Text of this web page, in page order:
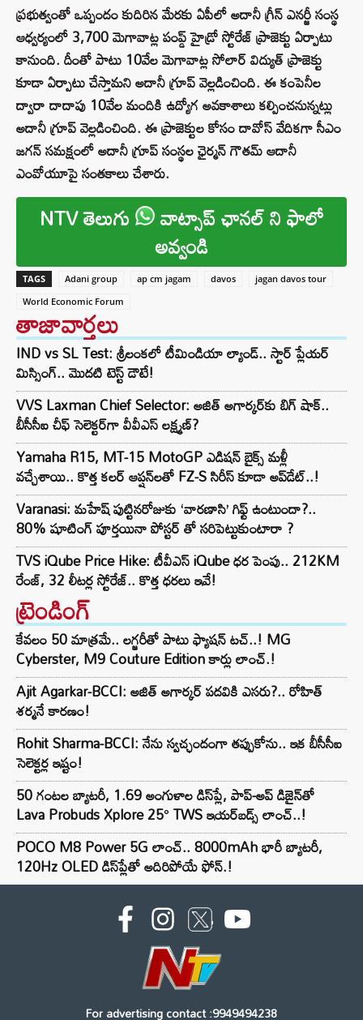
ప్రభుత్వంతో ఒప్పందం కుదిరిన మేరకు ఏపీలో అదానీ గ్రీన్ ఎనర్జీ సంస్థ
ఆధ్వర్యంలో 3,700 మెగావాట్ల పంప్డ్‌ హైడ్రో స్టోరేజ్‌ ప్రాజెక్టు ఏర్పాటు
కానుంది. దీంతో పాటు 10వేల మెగావాట్ల సోలార్‌ విద్యుత్‌ ప్రాజెక్టు
కూడా ఏర్పాటు చేస్తామని అదానీ గ్రూప్ వెల్లడించింది. ఈ కంపెనీల
ద్వారా దాదాపు 10వేల మందికి ఉద్యోగ అవకాశాలు కల్పించనున్నట్లు
అదానీ గ్రూప్ వెల్లడించింది. ఈ ప్రాజెక్టుల కోసం దావోస్‌ వేదికగా సీఎం
జగన్ సమక్షంలో అదానీ గ్రూప్ సంస్థల ఛైర్మన్ గౌతమ్ ఆదానీ
ఎంవోయూపై సంతకాలు చేశారు.
NTV తెలుగు వాట్సాప్ ఛానల్ ని ఫాలో
అవ్వండి
TAGS Adani group ap cm jagam davos
jagan davos tour
World Economic Forum
తాజావార్తలు
IND vs SL Test: శ్రీలంకలో టీమిండియా ల్యాండ్.. స్టార్ ప్లేయర్
మిస్సింగ్.. మొదటి టెస్ట్ డౌటే!
VVS Laxman Chief Selector: అజిత్ అగార్కర్‌కు బిగ్ షాక్..
బీసీసీఐ చీఫ్ సెలెక్టర్‌గా వీవీఎస్ లక్ష్మణ్?
Yamaha R15, MT-15 MotoGP ఎడిషన్ బైక్స్ మళ్లీ
వచ్చేశాయి.. కొత్త కలర్ ఆప్షన్‌లతో FZ-S సిరీస్ కూడా అప్‌డేట్..!
Varanasi: మహేష్ పుట్టినరోజుకు ‘వారణాసి’ గిఫ్ట్ ఉంటుందా?..
80% షూటింగ్ పూర్తయినా పోస్టర్ తో సరిపెట్టుకుంటారా ?
TVS iQube Price Hike: టీవీఎస్ iQube ధర పెంపు.. 212KM
రేంజ్, 32 లీటర్ల స్టోరేజ్.. కొత్త ధరలు ఇవే!
ట్రెండింగ్‌
కేవలం 50 మాత్రమే.. లగ్జరీతో పాటు ఫ్యాషన్ టచ్..! MG
Cyberster, M9 Couture Edition కార్లు లాంచ్.!
Ajit Agarkar-BCCI: అజిత్ అగార్కర్ పదవికి ఎసరు?.. రోహిత్
శర్మనే కారణం!
Rohit Sharma-BCCI: నేను స్వచ్ఛందంగా తప్పుకోను.. ఇక బీసీసీఐ
సెలెక్టర్ల ఇష్టం!
50 గంటల బ్యాటరీ, 1.69 అంగుళాల డిస్‌ప్లే, పాప్-అప్ డిజైన్‌తో
Lava Probuds Xplore 25° TWS ఇయర్‌బడ్స్ లాంచ్..!
POCO M8 Power 5G లాంచ్.. 8000mAh భారీ బ్యాటరీ,
120Hz OLED డిస్‌ప్లేతో అదిరిపోయే ఫోన్.!
For advertising contact :9949494238